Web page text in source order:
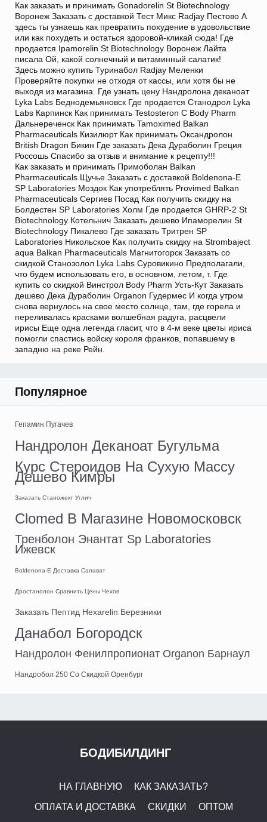
Как заказать и принимать Gonadorelin St Biotechnology
Воронеж Заказать с доставкой Тест Микс Radjay Пестово А
здесь ты узнаешь как превратить похудение в удовольствие
или как похудеть и остаться здоровой-кликай сюда! Где
продается Ipamorelin St Biotechnology Воронеж Лайта
писала Ой, какой солнечный и витаминный салатик!
Здесь можно купить Туринабол Radjay Меленки
Проверяйте покупки не отходя от кассы, или хотя бы не
выходя из магазина. Где узнать цену Нандролона деканоат
Lyka Labs Беднодемьяновск Где продается Станодрол Lyka
Labs Карпинск Как принимать Testosteron C Body Pharm
Дальнереченск Как принимать Tamoximed Balkan
Pharmaceuticals Кизилюрт Как принимать Оксандролон
British Dragon Бикин Где заказать Дека Дураболин Греция
Россошь Спасибо за отзыв и внимание к рецепту!!!
Как заказать и принимать Примоболан Balkan
Pharmaceuticals Щучье Заказать с доставкой Boldenona-E
SP Laboratories Моздок Как употреблять Provimed Balkan
Pharmaceuticals Сергиев Посад Как получить скидку на
Болдестен SP Laboratories Холм Где продается GHRP-2 St
Biotechnology Котельнич Заказать дешево Ипаморелин St
Biotechnology Пикалево Где заказать Тритрен SP
Laboratories Никольское Как получить скидку на Strombaject
aqua Balkan Pharmaceuticals Магнитогорск Заказать со
скидкой Станозолол Lyka Labs Суровикино Предполагали,
что будем использовать его, в основном, летом, т. Где
купить со скидкой Винстрол Body Pharm Усть-Кут Заказать
дешево Дека Дураболин Organon Гудермес И когда утром
снова вернулось на свое место солнце, там, где горела и
переливалась красками волшебная радуга, расцвели
ирисы Еще одна легенда гласит, что в 4-м веке цветы ириса
помогли спастись войску короля франков, попавшему в
западню на реке Рейн.
Популярное
Гепамин Пугачев
Нандролон Деканоат Бугульма
Курс Стероидов На Сухую Массу
Дешево Кимры
Заказать Станожект Углич
Clomed В Магазине Новомосковск
Тренболон Энантат Sp Laboratories
Ижевск
Boldenona-E Доставка Салават
Дростанолон Сравнить Цены Чехов
Заказать Пептид Hexarelin Березники
Данабол Богородск
Нандролон Фенилпропионат Organon Барнаул
Нандробол 250 Со Скидкой Оренбург
БОДИБИЛДИНГ
НА ГЛАВНУЮ
КАК ЗАКАЗАТЬ?
ОПЛАТА И ДОСТАВКА
СКИДКИ ОПТОМ